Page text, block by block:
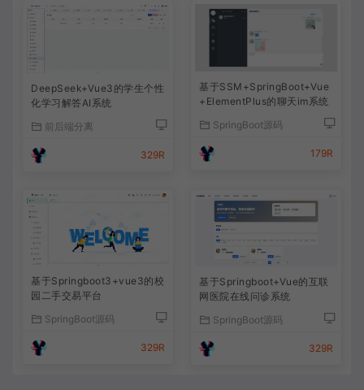
DeepSeek+Vue3的学生个性
化学习解答AI系统
前后端分离
329R
基于SSM+SpringBoot+Vue
+ElementPlus的聊天im系统
SpringBoot源码
179R
基于Springboot3+vue3的校
园二手交易平台
SpringBoot源码
329R
基于Springboot+Vue的互联
网医院在线问诊系统
SpringBoot源码
329R